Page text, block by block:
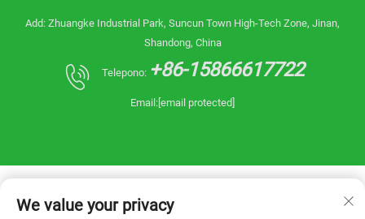
Add: Zhuangke Industrial Park, Suncun Town High-Tech Zone, Jinan,
Shandong, China
Telepono: +86-15866617722
Email:[email protected]
We value your privacy